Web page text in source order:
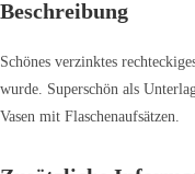
Beschreibung
Schönes verzinktes
wurde. Superschön als
Vasen mit Flaschenaufsätzen.